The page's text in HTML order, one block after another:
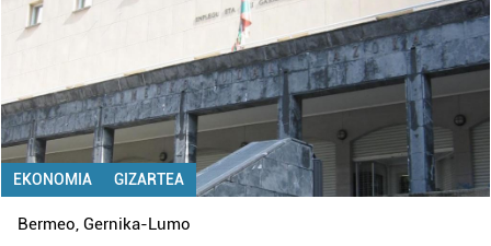
EKONOMIA GIZARTEA
Bermeo,Gernika-Lumo